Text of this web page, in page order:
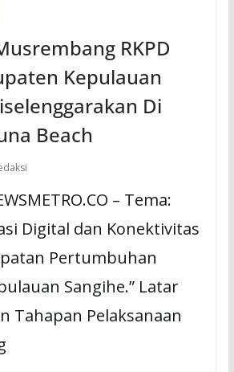
RKPD
Kepulauan
Di
Beach
– Tema:
Digital dan Konektivitas
Pertumbuhan
Sangihe.” ​Latar
Tahapan ​Pelaksanaan